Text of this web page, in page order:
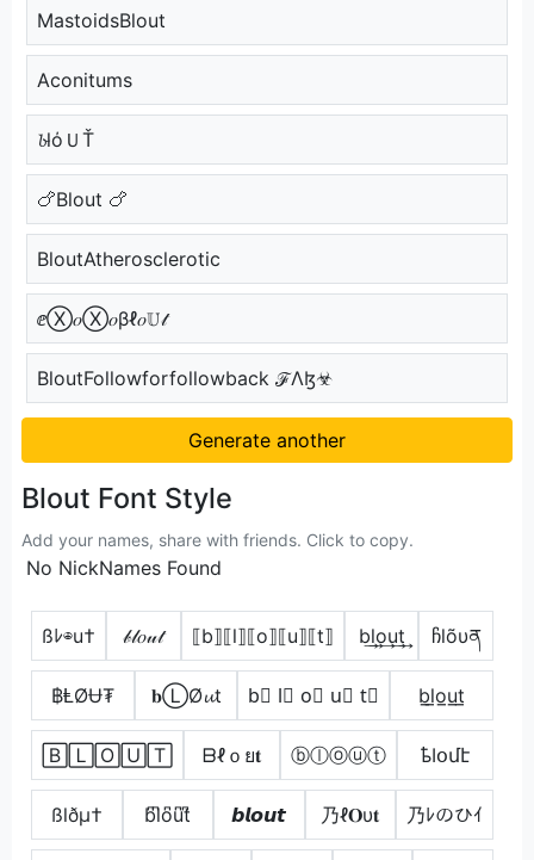
MastoidsBlout
Aconitums
𝓫lόＵŤ
🍗Blout 🍗
BloutAtherosclerotic
ⅇⓍ𝑜Ⓧ𝑜βℓ𝑜𝕌𝓉
BloutFollowforfollowback ℱΛɮ☣
Generate another
Blout Font Style
Add your names, share with friends. Click to copy.
No NickNames Found
ßﾚ⊕u† 𝒷𝓁𝑜𝓊𝓉 ⟦b⟧⟦l⟧⟦o⟧⟦u⟧⟦t⟧ b͢l͢o͢u͢t͢ ჩlõυན
฿ⱠØɄ₮ 𝐛ⓁØ𝓾t b⃣ l⃣ o⃣ u⃣ t⃣ b̲l̲o̲u̲t̲
🄱🄻🄾🅄🅃 ᗷℓｏย𝐭 ⓑⓛⓞⓤⓣ ҍӀօմէ
ßlðµ† b͆l͆o͆u͆t͆ 𝙗𝙡𝙤𝙪𝙩 乃ℓ𝐎υ𝐭 乃ﾚのひｲ